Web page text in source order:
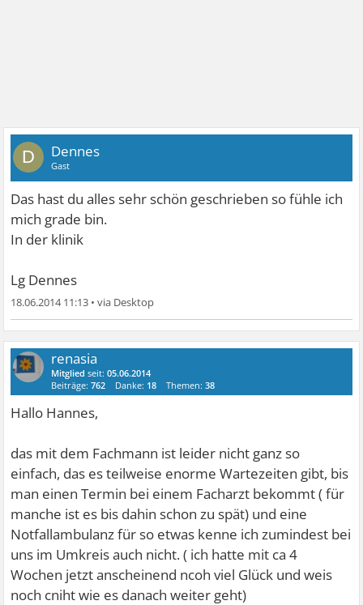
D Dennes
Gast
Das hast du alles sehr schön geschrieben so fühle ich
mich grade bin.
In der klinik
Lg Dennes
18.06.2014 11:13 •
renasia
Mitglied seit:05.06.2014
Beiträge:762 Danke: 18 Themen:38
Hallo Hannes,
das mit dem Fachmann ist leider nicht ganz so
einfach, das es teilweise enorme Wartezeiten gibt, bis
man einen Termin bei einem Facharzt bekommt ( für
manche ist es bis dahin schon zu spät) und eine
Notfallambulanz für so etwas kenne ich zumindest bei
uns im Umkreis auch nicht. ( ich hatte mit ca 4
Wochen jetzt anscheinend ncoh viel Glück und weis
noch cniht wie es danach weiter geht)